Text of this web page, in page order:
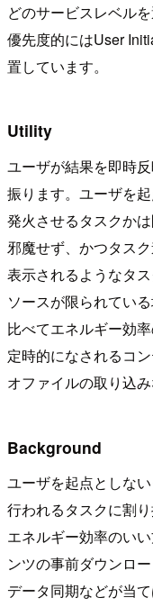
どのサービスレベル
優先度的にはUser
置しています。
Utility
ユーザが結果を即時
振ります。ユーザを
発火させるタスクか
邪魔せず、かつタス
表示されるようなタ
ソースが限られてい
比べてエネルギー効
定時的になされるコ
オファイルの取り込
Background
ユーザを起点としな
行われるタスクに割
エネルギー効率のい
ンツの事前ダウンロ
データ同期などが当て